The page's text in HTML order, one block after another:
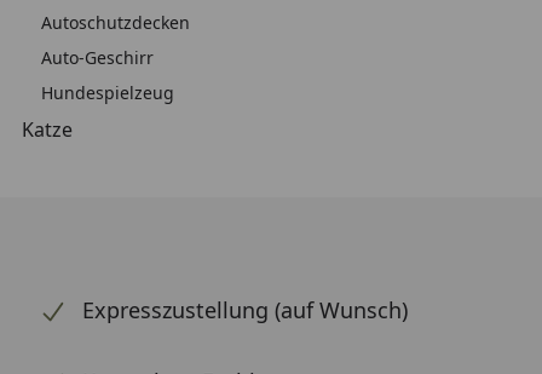
Autoschutzdecken
Auto-Geschirr
Hundespielzeug
Katze
Expresszustellung (auf Wunsch)